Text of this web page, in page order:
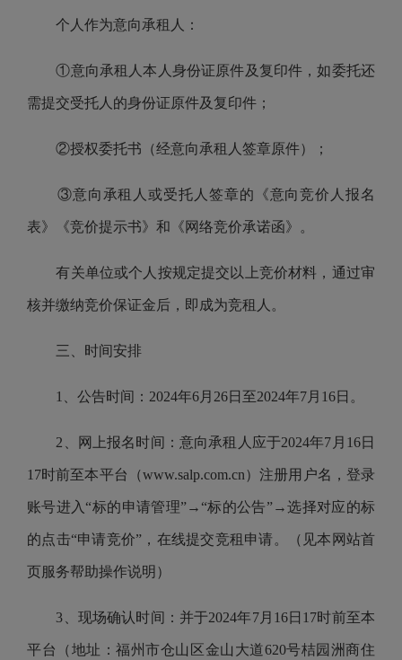
个人作为意向承租人：
①意向承租人本人身份证原件及复印件，如委托还
需提交受托人的身份证原件及复印件；
②授权委托书（经意向承租人签章原件）；
③意向承租人或受托人签章的《意向竞价人报名
表》《竞价提示书》和《网络竞价承诺函》。
有关单位或个人按规定提交以上竞价材料，通过审
核并缴纳竞价保证金后，即成为竞租人。
三、时间安排
1、公告时间：2024年6月26日至2024年7月16日。
2、网上报名时间：意向承租人应于2024年7月16日
17时前至本平台（www.salp.com.cn）注册用户名，登录
账号进入“标的申请管理”→“标的公告”→选择对应的标
的点击“申请竞价”，在线提交竞租申请。（见本网站首
页服务帮助操作说明）
3、现场确认时间：并于2024年7月16日17时前至本
平台（地址：福州市仓山区金山大道620号桔园洲商住